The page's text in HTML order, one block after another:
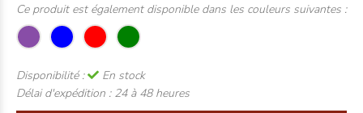
Ce produit est également disponible dans les couleurs suivantes :
Disponibilité :
En stock
Délai d'expédition : 24 à 48 heures